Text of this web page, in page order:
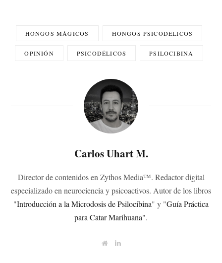
HONGOS MÁGICOS HONGOS PSICODÉLICOS
OPINIÓN PSICODÉLICOS PSILOCIBINA
Carlos Uhart M.
Director de contenidos en Zythos Media™. Redactor digital
especializado en neurociencia y psicoactivos. Autor de los libros
"Introducción a la Microdosis de Psilocibina" y "Guía Práctica
para Catar Marihuana".
W
L